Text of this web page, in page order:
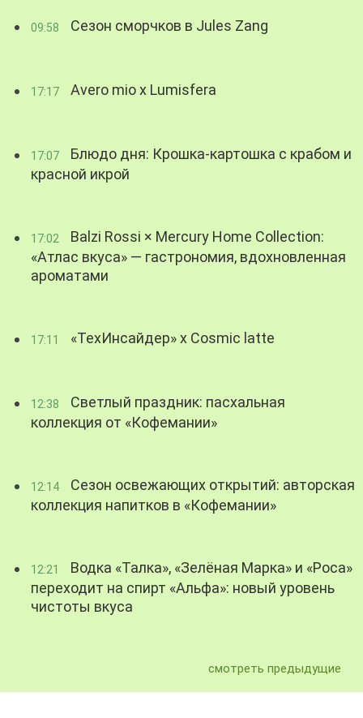
09:58 Сезон сморчков в Jules Zang
17:17 Avero mio x Lumisfera
17:07
Блюдо дня: Крошка-картошка с крабом и
красной икрой
17:02
Balzi Rossi × Mercury Home Collection:
«Атлас вкуса» — гастрономия, вдохновленная
ароматами
17:11 «ТехИнсайдер» х Cosmic latte
12:38
Светлый праздник: пасхальная
коллекция от «Кофемании»
12:14
Сезон освежающих открытий: авторская
коллекция напитков в «Кофемании»
12:21
Водка «Талка», «Зелёная Марка» и «Роса»
переходит на спирт «Альфа»: новый уровень
чистоты вкуса
смотреть предыдущие